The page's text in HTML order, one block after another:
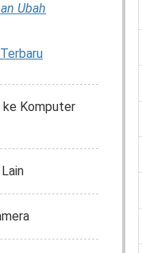
Ubah
ke Komputer